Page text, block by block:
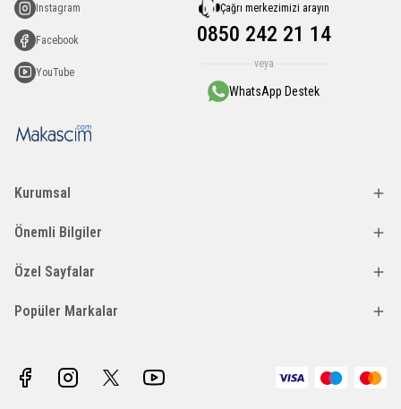
Kurumsal
Önemli Bilgiler
Özel Sayfalar
Popüler Markalar
Instagram
Facebook
YouTube
Çağrı merkezimizi arayın
0850 242 21 14
veya
WhatsApp Destek